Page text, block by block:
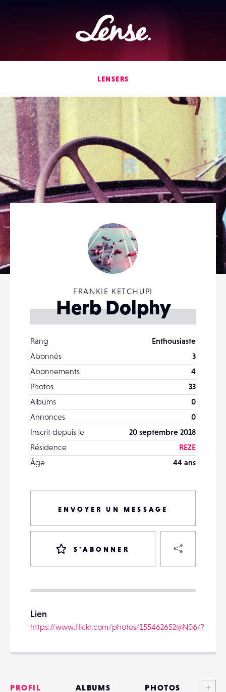
Lense
LENSERS
FRANKIE KETCHUPI
Herb Dolphy
Rang
Enthousiaste
Abonnés
3
Abonnements
4
Photos
33
Albums
0
Annonces
0
Inscrit depuis le
20 septembre 2018
Résidence
REZE
Âge
44 ans
ENVOYER UN MESSAGE
S'ABONNER
DESTINATAIRE
EMAIL
Lien
https://www.flickr.com/photos/155462652@N06/?
PROFIL ALBUMS PHOTOS